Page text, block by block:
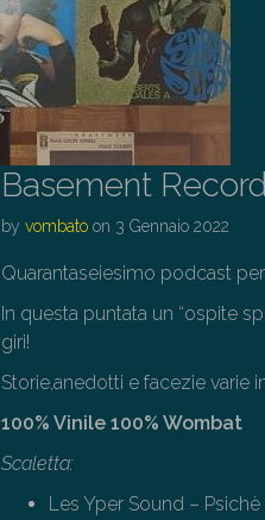
Basement
byvombato on 3 Gennaio 2022
Quarantaseiesimo podcast per
In questa puntata un “ospite
giri!
Storie,anedotti e facezie varie
100% Vinile 100% Wombat
Scaletta:
Les Yper Sound –